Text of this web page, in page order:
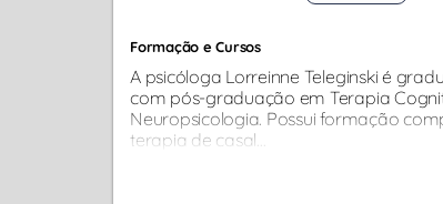
Formação e Cursos
A psicóloga Lorreinne Teleginski é
com pós-graduação em Terapia
Neuropsicologia. Possui formação
terapia de casal...